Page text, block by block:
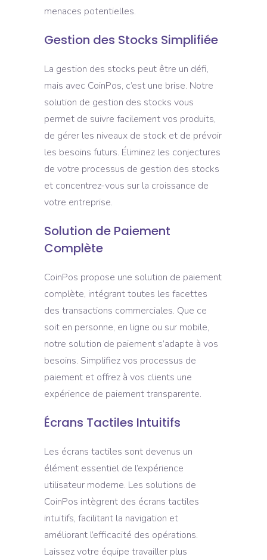
menaces potentielles.
Gestion des Stocks Simplifiée
La gestion des stocks peut être un défi,
mais avec CoinPos, c’est une brise. Notre
solution de gestion des stocks vous
permet de suivre facilement vos produits,
de gérer les niveaux de stock et de prévoir
les besoins futurs. Éliminez les conjectures
de votre processus de gestion des stocks
et concentrez-vous sur la croissance de
votre entreprise.
Solution de Paiement
Complète
CoinPos propose une solution de paiement
complète, intégrant toutes les facettes
des transactions commerciales. Que ce
soit en personne, en ligne ou sur mobile,
notre solution de paiement s’adapte à vos
besoins. Simplifiez vos processus de
paiement et offrez à vos clients une
expérience de paiement transparente.
Écrans Tactiles Intuitifs
Les écrans tactiles sont devenus un
élément essentiel de l’expérience
utilisateur moderne. Les solutions de
CoinPos intègrent des écrans tactiles
intuitifs, facilitant la navigation et
améliorant l’efficacité des opérations.
Laissez votre équipe travailler plus